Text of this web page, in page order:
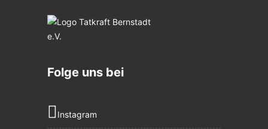
Folge uns bei
Instagram